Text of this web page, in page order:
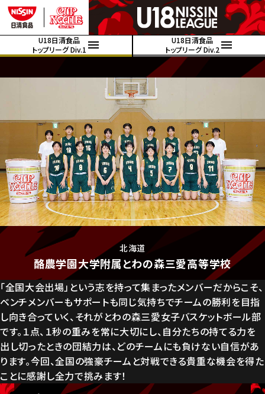
U18日清食品
トップリーグ Div.1
U18日清食品
トップリーグ Div.2
北海道
酪農学園大学附属とわの森三愛高等学校
「全国大会出場」という志を持って集まったメンバーだからこそ、
ベンチメンバーもサポートも同じ気持ちでチームの勝利を目指
し向き合っていく、それがとわの森三愛女子バスケットボール部
です。１点、１秒の重みを常に大切にし、自分たちの持てる力を
出し切ったときの団結力は、どのチームにも負けない自信があ
ります。今回、全国の強豪チームと対戦できる貴重な機会を得た
ことに感謝し全力で挑みます！